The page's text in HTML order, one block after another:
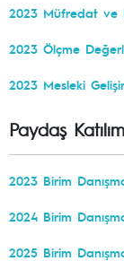
2023 Müfredat ve
2023 Ölçme
2023 Mesleki
Paydaş
2023 Birim
2024 Birim
2025 Birim